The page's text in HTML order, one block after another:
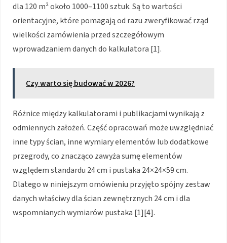
dla 120 m² około 1000–1100 sztuk. Są to wartości
orientacyjne, które pomagają od razu zweryfikować rząd
wielkości zamówienia przed szczegółowym
wprowadzaniem danych do kalkulatora [1].
Czy warto się budować w 2026?
Różnice między kalkulatorami i publikacjami wynikają z
odmiennych założeń. Część opracowań może uwzględniać
inne typy ścian, inne wymiary elementów lub dodatkowe
przegrody, co znacząco zawyża sumę elementów
względem standardu 24 cm i pustaka 24×24×59 cm.
Dlatego w niniejszym omówieniu przyjęto spójny zestaw
danych właściwy dla ścian zewnętrznych 24 cm i dla
wspomnianych wymiarów pustaka [1][4].